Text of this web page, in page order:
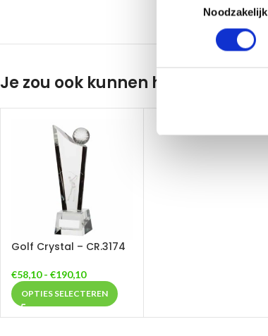
Noodzakelijk
Je zou ook kunnen houden van …
Golf Crystal – CR.3174
€58,10 - €190,10
OPTIES SELECTEREN